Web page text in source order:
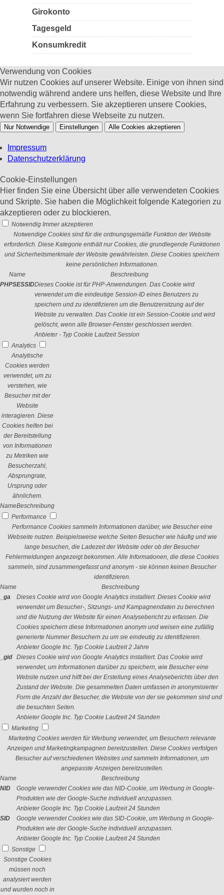
Girokonto
Tagesgeld
Konsumkredit
Verwendung von Cookies
Wir nutzen Cookies auf unserer Website. Einige von ihnen sind
notwendig während andere uns helfen, diese Website und Ihre
Erfahrung zu verbessern. Sie akzeptieren unsere Cookies,
wenn Sie fortfahren diese Webseite zu nutzen.
Nur Notwendige Einstellungen Alle Cookies akzeptieren
Impressum
Datenschutzerklärung
Cookie-Einstellungen
Hier finden Sie eine Übersicht über alle verwendeten Cookies
und Skripte. Sie haben die Möglichkeit folgende Kategorien zu
akzeptieren oder zu blockieren.
Notwendig Immer akzeptieren
Notwendige Cookies sind für die ordnungsgemäße Funktion der Website
erforderlich. Diese Kategorie enthält nur Cookies, die grundlegende Funktionen
und Sicherheitsmerkmale der Website gewährleisten. Diese Cookies speichern
keine persönlichen Informationen.
Name
Beschreibung
PHPSESSIDDieses Cookie ist für PHP-Anwendungen. Das Cookie wird
verwendet um die eindeutige Session-ID eines Benutzers zu
speichern und zu identifizieren um die Benutzersitzung auf der
Website zu verwalten. Das Cookie ist ein Session-Cookie und wird
gelöscht, wenn alle Browser-Fenster geschlossen werden.
Anbieter - Typ Cookie Laufzeit Session
Analytics
Analytische
Cookies werden
verwendet, um zu
verstehen, wie
Besucher mit der
Website
interagieren. Diese
Cookies helfen bei
der Bereitstellung
von Informationen
zu Metriken wie
Besucherzahl,
Absprungrate,
Ursprung oder
ähnlichem.
NameBeschreibung
Performance
Performance Cookies sammeln Informationen darüber, wie Besucher eine
Webseite nutzen. Beispielsweise welche Seiten Besucher wie häufig und wie
lange besuchen, die Ladezeit der Website oder ob der Besucher
Fehlermeldungen angezeigt bekommen. Alle Informationen, die diese Cookies
sammeln, sind zusammengefasst und anonym - sie können keinen Besucher
identifizieren.
Name
Beschreibung
_ga
Dieses Cookie wird von Google Analytics installiert. Dieses Cookie wird
verwendet um Besucher-, Sitzungs- und Kampagnendaten zu berechnen
und die Nutzung der Website für einen Analysebericht zu erfassen. Die
Cookies speichern diese Informationen anonym und weisen eine zufällig
generierte Nummer Besuchern zu um sie eindeutig zu identifizieren.
Anbieter Google Inc. Typ Cookie Laufzeit 2 Jahre
_gid
Dieses Cookie wird von Google Analytics installiert. Das Cookie wird
verwendet, um Informationen darüber zu speichern, wie Besucher eine
Website nutzen und hilft bei der Erstellung eines Analyseberichts über den
Zustand der Website. Die gesammelten Daten umfassen in anonymisierter
Form die Anzahl der Besucher, die Website von der sie gekommen sind und
die besuchten Seiten.
Anbieter Google Inc. Typ Cookie Laufzeit 24 Stunden
Marketing
Marketing Cookies werden für Werbung verwendet, um Besuchern relevante
Anzeigen und Marketingkampagnen bereitzustellen. Diese Cookies verfolgen
Besucher auf verschiedenen Websites und sammeln Informationen, um
angepasste Anzeigen bereitzustellen.
Name
Beschreibung
NID
Google verwendet Cookies wie das NID-Cookie, um Werbung in Google-
Produkten wie der Google-Suche individuell anzupassen.
Anbieter Google Inc. Typ Cookie Laufzeit 24 Stunden
SID
Google verwendet Cookies wie das SID-Cookie, um Werbung in Google-
Produkten wie der Google-Suche individuell anzupassen.
Anbieter Google Inc. Typ Cookie Laufzeit 24 Stunden
Sonstige
Sonstige Cookies
müssen noch
analysiert werden
und wurden noch in